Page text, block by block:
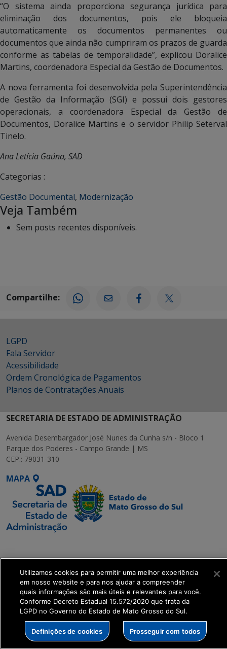
“O sistema ainda proporciona segurança jurídica para
eliminação dos documentos, pois ele bloqueia
automaticamente os documentos permanentes ou
documentos que ainda não cumpriram os prazos de guarda
conforme as tabelas de temporalidade”, explicou Doralice
Martins, coordenadora Especial da Gestão de Documentos.
A nova ferramenta foi desenvolvida pela Superintendência
de Gestão da Informação (SGI) e possui dois gestores
operacionais, a coordenadora Especial da Gestão de
Documentos, Doralice Martins e o servidor Philip Seterval
Tinelo.
Ana Letícia Gaúna, SAD
Categorias :
Gestão Documental, Modernização
Veja Também
Sem posts recentes disponíveis.
Compartilhe:
LGPD
Fala Servidor
Acessibilidade
Ordem Cronológica de Pagamentos
Planos de Contratações Anuais
SECRETARIA DE ESTADO DE ADMINISTRAÇÃO
Avenida Desembargador José Nunes da Cunha s/n - Bloco 1
Parque dos Poderes - Campo Grande | MS
CEP.: 79031-310
MAPA
Executiva de
Transformação Digital
get_footer();
Utilizamos cookies para permitir uma melhor experiência
em nosso website e para nos ajudar a compreender
quais informações são mais úteis e relevantes para você.
Conforme Decreto Estadual 15.572/2020 que trata da
LGPD no Governo do Estado de Mato Grosso do Sul.
Definições de cookies Prosseguir com todos